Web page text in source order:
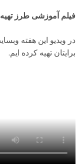
فیلم آموزشی طرز تهیه
در ویدیو این هفته
برایتان تهیه کرده ایم.